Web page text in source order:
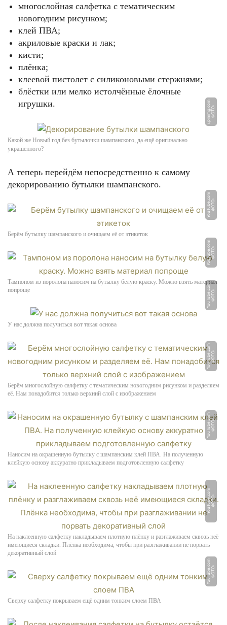
многослойная салфетка с тематическим
новогодним рисунком;
клей ПВА;
акриловые краски и лак;
кисти;
плёнка;
клеевой пистолет с силиконовыми стержнями;
блёстки или мелко истолчённые ёлочные
игрушки.
Ф
О
Т
О:
i.
pi
ni
m
g.
c
o
m
Какой же Новый год без бутылочки шампанского, да ещё оригинально
украшенного?
А теперь перейдём непосредственно к самому
декорированию бутылки шампанского.
Ф
О
Т
О:
Y
o
u
T
u
b
e.
c
o
m
Берём бутылку шампанского и очищаем её от этикеток
Ф
О
Т
О:
Y
o
u
T
u
b
e.
c
o
m
Тампоном из поролона наносим на бутылку белую краску. Можно взять материал
попроще
Ф
О
Т
О:
Y
o
u
T
u
b
e.
c
o
m
У нас должна получиться вот такая основа
Ф
О
Т
О:
Y
o
u
T
u
b
e.
c
o
m
Берём многослойную салфетку с тематическим новогодним рисунком и разделяем
её. Нам понадобится только верхний слой с изображением
Ф
О
Т
О:
Y
o
u
T
u
b
e.
c
o
m
Наносим на окрашенную бутылку с шампанским клей ПВА. На полученную
клейкую основу аккуратно прикладываем подготовленную салфетку
Ф
О
Т
О:
Y
o
u
T
u
b
e.
c
o
m
На наклеенную салфетку накладываем плотную плёнку и разглаживаем сквозь неё
имеющиеся складки. Плёнка необходима, чтобы при разглаживании не порвать
декоративный слой
Ф
О
Т
О:
Y
o
u
T
u
b
e.
c
o
m
Сверху салфетку покрываем ещё одним тонким слоем ПВА